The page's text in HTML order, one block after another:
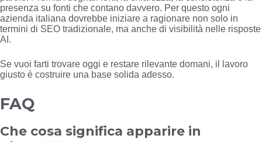
presenza su fonti che contano davvero. Per questo ogni
azienda italiana dovrebbe iniziare a ragionare non solo in
termini di SEO tradizionale, ma anche di visibilità nelle risposte
AI.
Se vuoi farti trovare oggi e restare rilevante domani, il lavoro
giusto è costruire una base solida adesso.
FAQ
Che cosa significa apparire in